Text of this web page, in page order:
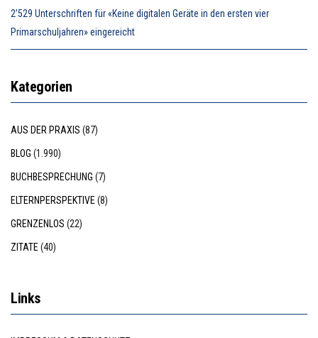
2’529 Unterschriften für «Keine digitalen Geräte in den ersten vier
Primarschuljahren» eingereicht
Kategorien
AUS DER PRAXIS (87)
BLOG (1.990)
BUCHBESPRECHUNG (7)
ELTERNPERSPEKTIVE (8)
GRENZENLOS (22)
ZITATE (40)
Links